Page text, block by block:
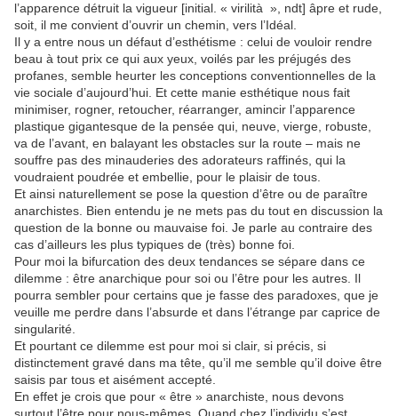
l’apparence détruit la vigueur [initial. « virilità », ndt] âpre et rude,
soit, il me convient d’ouvrir un chemin, vers l’Idéal.
Il y a entre nous un défaut d’esthétisme : celui de vouloir rendre
beau à tout prix ce qui aux yeux, voilés par les préjugés des
profanes, semble heurter les conceptions conventionnelles de la
vie sociale d’aujourd’hui. Et cette manie esthétique nous fait
minimiser, rogner, retoucher, réarranger, amincir l’apparence
plastique gigantesque de la pensée qui, neuve, vierge, robuste,
va de l’avant, en balayant les obstacles sur la route – mais ne
souffre pas des minauderies des adorateurs raffinés, qui la
voudraient poudrée et embellie, pour le plaisir de tous.
Et ainsi naturellement se pose la question d’être ou de paraître
anarchistes. Bien entendu je ne mets pas du tout en discussion la
question de la bonne ou mauvaise foi. Je parle au contraire des
cas d’ailleurs les plus typiques de (très) bonne foi.
Pour moi la bifurcation des deux tendances se sépare dans ce
dilemme : être anarchique pour soi ou l’être pour les autres. Il
pourra sembler pour certains que je fasse des paradoxes, que je
veuille me perdre dans l’absurde et dans l’étrange par caprice de
singularité.
Et pourtant ce dilemme est pour moi si clair, si précis, si
distinctement gravé dans ma tête, qu’il me semble qu’il doive être
saisis par tous et aisément accepté.
En effet je crois que pour « être » anarchiste, nous devons